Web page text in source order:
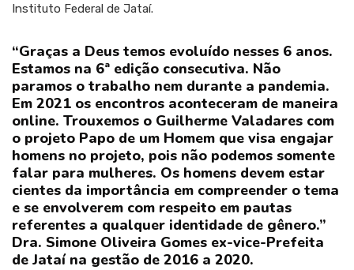
Instituto Federal de Jataí.
“Graças a Deus temos evoluído nesses 6 anos.
Estamos na 6ª edição consecutiva. Não
paramos o trabalho nem durante a pandemia.
Em 2021 os encontros aconteceram de maneira
online. Trouxemos o Guilherme Valadares com
o projeto Papo de um Homem que visa engajar
homens no projeto, pois não podemos somente
falar para mulheres. Os homens devem estar
cientes da importância em compreender o tema
e se envolverem com respeito em pautas
referentes a qualquer identidade de gênero.”
Dra. Simone Oliveira Gomes ex-vice-Prefeita
de Jataí na gestão de 2016 a 2020.